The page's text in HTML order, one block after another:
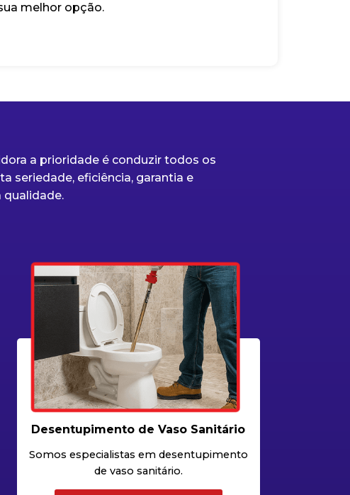
melhor opção.
a prioridade é conduzir todos os
seriedade, eficiência, garantia e
Desentupimento de Vaso Sanitário
Somos especialistas em desentupimento
de vaso sanitário.